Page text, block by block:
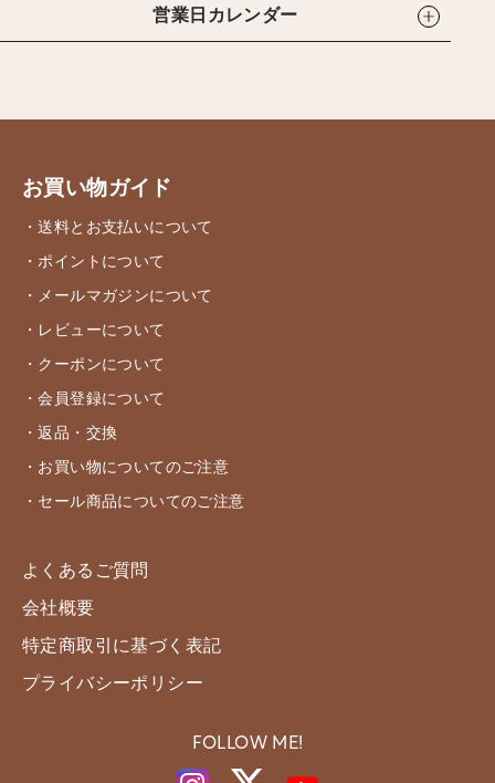
営業日カレンダー
お買い物ガイド
・送料とお支払いについて
・ポイントについて
・メールマガジンについて
・レビューについて
・クーポンについて
・会員登録について
・返品・交換
・お買い物についてのご注意
・セール商品についてのご注意
よくあるご質問
会社概要
特定商取引に基づく表記
プライバシーポリシー
FOLLOW ME!